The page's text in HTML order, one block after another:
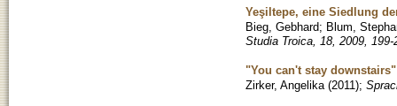
Yeşiltepe, eine Siedlung
Bieg, Gebhard; Blum,
Studia Troica, 18, 2009, 199-
"You can't stay
Zirker, Angelika (2011);